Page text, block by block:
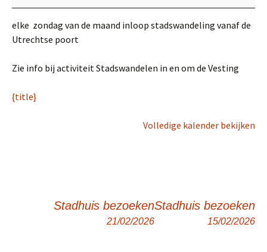
o
p
t
d
s
elke zondag van de maand inloop stadswandeling vanaf de
Utrechtse poort
Zie info bij activiteit Stadswandelen in en om de Vesting
{title}
Volledige kalender bekijken
Berichtnavigatie
Stadhuis bezoeken
15/02/2026
Stadhuis bezoeken
21/02/2026